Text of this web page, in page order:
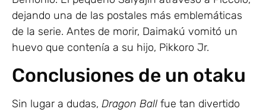
dejando una de las postales más emblemáticas
de la serie. Antes de morir, Daimakú vomitó un
huevo que contenía a su hijo, Pikkoro Jr.
Conclusiones de un otaku
Sin lugar a dudas, Dragon Ball fue tan divertido